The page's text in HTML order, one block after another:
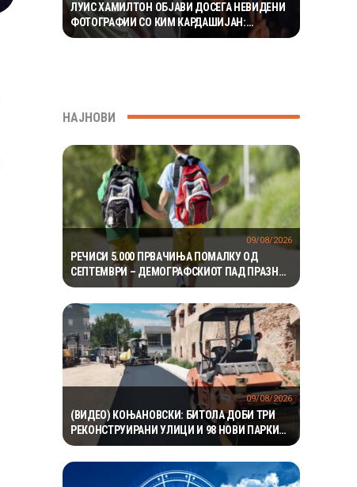
ЛУИС ХАМИЛТОН ОБЈАВИ ДОСЕГА НЕВИДЕНИ
ФОТОГРАФИИ СО КИМ КАРДАШИЈАН:
РОМАНСАТА СТАНУВА СÈ ПОСЕРИОЗНА
НАЈНОВИ
РЕЧИСИ 5.000 ПРВАЧИЊА ПОМАЛКУ ОД
СЕПТЕМВРИ – ДЕМОГРАФСКИОТ ПАД ПРАЗНИ
ПОВЕЌЕ ОД 100 ПАРАЛЕЛКИ
09/08/2026
(ВИДЕО) КОЊАНОВСКИ: БИТОЛА ДОБИ ТРИ
РЕКОНСТРУИРАНИ УЛИЦИ И 98 НОВИ ПАРКИНГ
МЕСТА – ИНВЕСТИЦИИ ОД НАД 19 МИЛИОНИ
ДЕНАРИ
09/08/2026